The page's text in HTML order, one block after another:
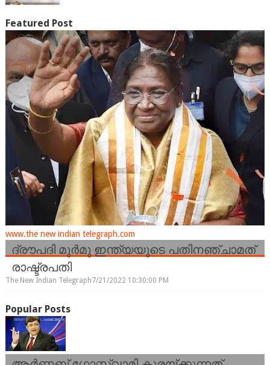
Featured Post
www.the new indian telegraph.com
ദ്രൗപദി മുർമു ഇന്ത്യയുടെ പതിനഞ്ചാമത്
രാഷ്ട്രപതി
The New Indian Telegraph7/21/2022 10:30:00 PM
Popular Posts